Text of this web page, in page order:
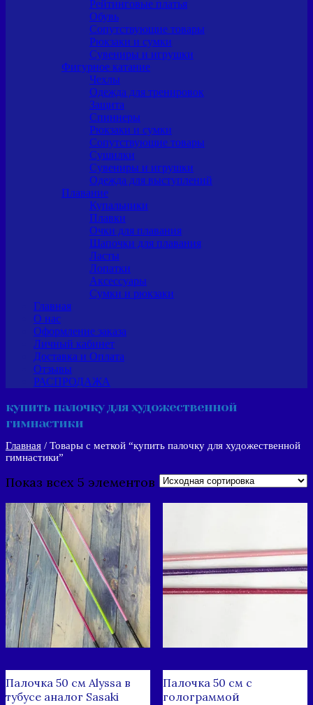
Рейтинговые платья
Обувь
Сопутствующие товары
Рюкзаки и сумки
Сувениры и игрушки
Фигурное катание
Чехлы
Одежда для тренировок
Защита
Спиннеры
Рюкзаки и сумки
Сопутствующие товары
Сушилки
Сувениры и игрушки
Одежда для выступлений
Плавание
Купальники
Плавки
Очки для плавания
Шапочки для плавания
Ласты
Лопатки
Аксессуары
Сумки и рюкзаки
Главная
О нас
Оформление заказа
Личный кабинет
Доставка и Оплата
Отзывы
РАСПРОДАЖА
купить палочку для художественной
гимнастики
Главная / Товары с меткой “купить палочку для художественной
гимнастики”
Показ всех 5 элементов
Палочка 50 см Alyssa в
тубусе аналог Sasaki
Палочка 50 см с
голограммой